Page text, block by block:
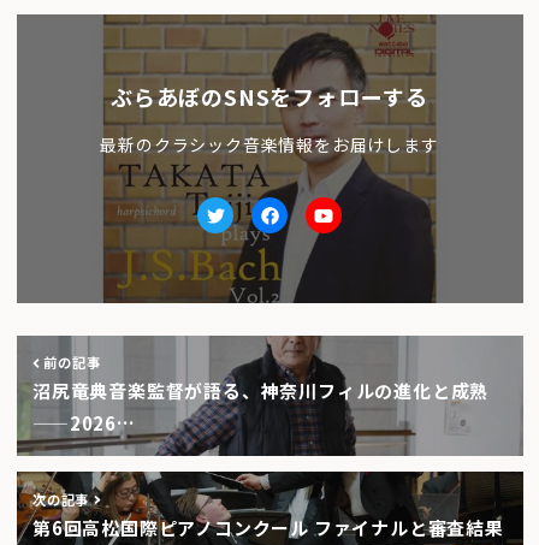
ぶらあぼのSNSをフォローする
最新のクラシック音楽情報をお届けします
TwitterfacebookYoutube
前の記事
沼尻竜典音楽監督が語る、神奈川フィルの進化と成熟
——2026…
次の記事
第6回高松国際ピアノコンクール ファイナルと審査結果